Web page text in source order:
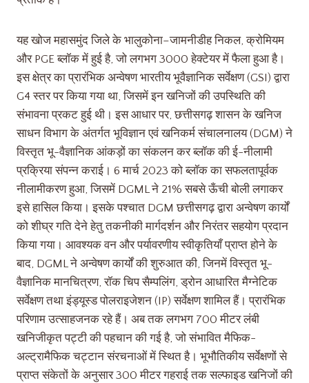
यह खोज महासमुंद जिले के भालुकोना–जामनीडीह निकल, क्रोमियम
और PGE ब्लॉक में हुई है, जो लगभग 3000 हेक्टेयर में फैला हुआ है।
इस क्षेत्र का प्रारंभिक अन्वेषण भारतीय भूवैज्ञानिक सर्वेक्षण (GSI) द्वारा
G4 स्तर पर किया गया था, जिसमें इन खनिजों की उपस्थिति की
संभावना प्रकट हुई थी। इस आधार पर, छत्तीसगढ़ शासन के खनिज
साधन विभाग के अंतर्गत भूविज्ञान एवं खनिकर्म संचालनालय (DGM) ने
विस्तृत भू-वैज्ञानिक आंकड़ों का संकलन कर ब्लॉक की ई-नीलामी
प्रक्रिया संपन्न कराई। 6 मार्च 2023 को ब्लॉक का सफलतापूर्वक
नीलामीकरण हुआ, जिसमें DGML ने 21% सबसे ऊँची बोली लगाकर
इसे हासिल किया। इसके पश्चात DGM छत्तीसगढ़ द्वारा अन्वेषण कार्यों
को शीघ्र गति देने हेतु तकनीकी मार्गदर्शन और निरंतर सहयोग प्रदान
किया गया। आवश्यक वन और पर्यावरणीय स्वीकृतियाँ प्राप्त होने के
बाद, DGML ने अन्वेषण कार्यों की शुरुआत की, जिनमें विस्तृत भू-
वैज्ञानिक मानचित्रण, रॉक चिप सैम्पलिंग, ड्रोन आधारित मैग्नेटिक
सर्वेक्षण तथा इंड्यूस्ड पोलराइजेशन (IP) सर्वेक्षण शामिल हैं। प्रारंभिक
परिणाम उत्साहजनक रहे हैं। अब तक लगभग 700 मीटर लंबी
खनिजीकृत पट्टी की पहचान की गई है, जो संभावित मैफिक-
अल्ट्रामैफिक चट्टान संरचनाओं में स्थित है। भूभौतिकीय सर्वेक्षणों से
प्राप्त संकेतों के अनुसार 300 मीटर गहराई तक सल्फाइड खनिजों की